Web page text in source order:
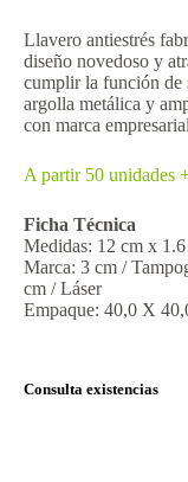
Llavero antiestrés
diseño novedoso y
cumplir la función de
argolla metálica y
con marca
A partir 50 unidades
Ficha Técnica
Medidas: 12 cm x
Marca: 3 cm /
cm / Láser
Empaque: 40,0 X
Consulta existencias